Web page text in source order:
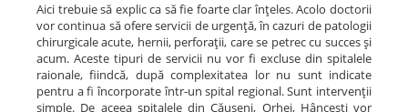
Aici trebuie să explic ca să fie foarte clar înţeles. Acolo doctorii
vor continua să ofere servicii de urgenţă, în cazuri de patologii
chirurgicale acute, hernii, perforaţii, care se petrec cu succes şi
acum. Aceste tipuri de servicii nu vor fi excluse din spitalele
raionale, fiindcă, după complexitatea lor nu sunt indicate
pentru a fi încorporate într-un spital regional. Sunt intervenţii
simple. De aceea spitalele din Căuşeni, Orhei, Hânceşti vor